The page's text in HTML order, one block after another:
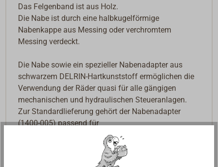
Das Felgenband ist aus Holz.
Die Nabe ist durch eine halbkugelförmige
Nabenkappe aus Messing oder verchromtem
Messing verdeckt.
Die Nabe sowie ein spezieller Nabenadapter aus
schwarzem DELRIN-Hartkunststoff ermöglichen die
Verwendung der Räder quasi für alle gängigen
mechanischen und hydraulischen Steueranlagen.
Zur Standardlieferung gehört der Nabenadapter
(1400-005) passend für
MORSE/TELEFLEX/ULTRAFLEX oder VETUS
MT30/50. Falls ein anderer Adapter benötigt wird,
siehe Tabelle unter Art-Nr. 1400-005!